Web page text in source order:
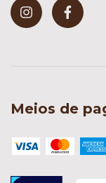
Meios de